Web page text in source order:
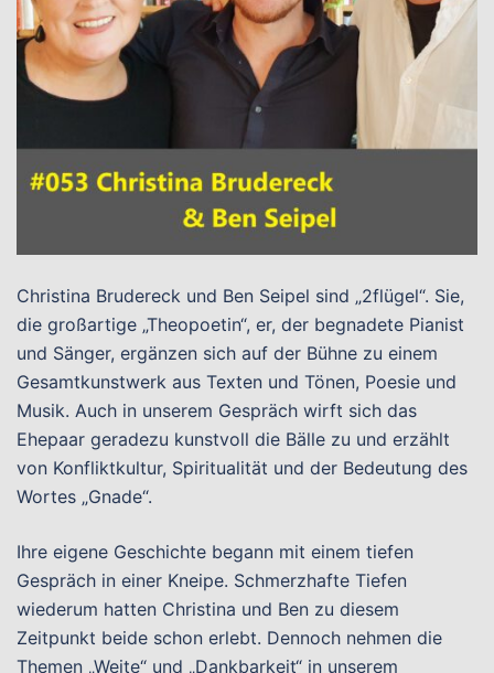
Christina Brudereck und Ben Seipel sind „2flügel“. Sie,
die großartige „Theopoetin“, er, der begnadete Pianist
und Sänger, ergänzen sich auf der Bühne zu einem
Gesamtkunstwerk aus Texten und Tönen, Poesie und
Musik. Auch in unserem Gespräch wirft sich das
Ehepaar geradezu kunstvoll die Bälle zu und erzählt
von Konfliktkultur, Spiritualität und der Bedeutung des
Wortes „Gnade“.
Ihre eigene Geschichte begann mit einem tiefen
Gespräch in einer Kneipe. Schmerzhafte Tiefen
wiederum hatten Christina und Ben zu diesem
Zeitpunkt beide schon erlebt. Dennoch nehmen die
Themen „Weite“ und „Dankbarkeit“ in unserem